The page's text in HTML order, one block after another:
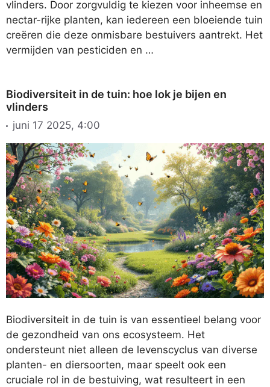
vlinders. Door zorgvuldig te kiezen voor inheemse en
nectar-rijke planten, kan iedereen een bloeiende tuin
creëren die deze onmisbare bestuivers aantrekt. Het
vermijden van pesticiden en …
Biodiversiteit in de tuin: hoe lok je bijen en
vlinders
juni 17 2025, 4:00
Biodiversiteit in de tuin is van essentieel belang voor
de gezondheid van ons ecosysteem. Het
ondersteunt niet alleen de levenscyclus van diverse
planten- en diersoorten, maar speelt ook een
cruciale rol in de bestuiving, wat resulteert in een